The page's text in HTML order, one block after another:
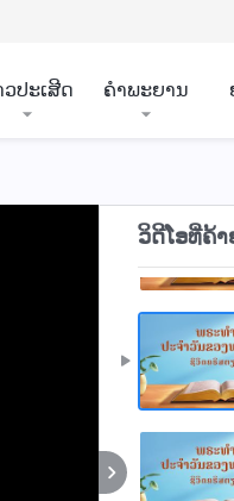
ວປະເສີດ ຄຳພະຍານ
ວິດີໂອທີ່ຄ້